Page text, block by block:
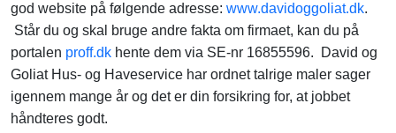
god website på følgende adresse: www.davidoggoliat.dk.
Står du og skal bruge andre fakta om firmaet, kan du på
portalen proff.dk hente dem via SE-nr 16855596. David og
Goliat Hus- og Haveservice har ordnet talrige maler sager
igennem mange år og det er din forsikring for, at jobbet
håndteres godt.